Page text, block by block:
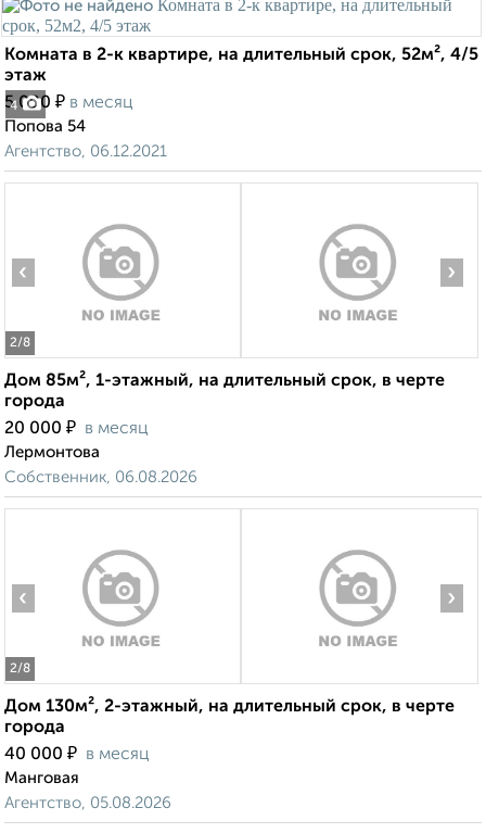
4
Комната в 2-к квартире, на длительный срок, 52м², 4/5
этаж
5 000 ₽ в месяц
Попова 54
Агентство, 06.12.2021
2/8
‹ ›
Дом 85м², 1-этажный, на длительный срок, в черте
города
20 000 ₽ в месяц
Лермонтова
Собственник, 06.08.2026
2/8
‹ ›
Дом 130м², 2-этажный, на длительный срок, в черте
города
40 000 ₽ в месяц
Манговая
Агентство, 05.08.2026